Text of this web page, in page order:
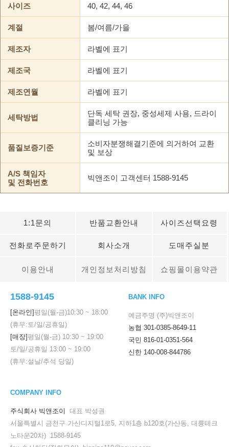
사이즈 40, 42, 44, 46
계절 봄/여름/가을
제조자 라벨에 표기
제조국 라벨에 표기
제조연월 라벨에 표기
세탁방법
단독 세탁 권장, 중성세제 사용, 드라이
클리닝 가능
품질보증기준
소비자분쟁해결기준에 의거하여 교환
및 보상
A/S 책임자
및 전화번호
빅앤조이 고객센터 1588-9145
1:1문의 반품교환안내 사이즈선택요령
전화로주문하기 회사소개 도매주실분
이용안내 개인정보처리방침 쇼핑몰이용약관
1588-9145
[온라인]평일(월-금)10:30 ~ 18:00
(휴무:토/일/공휴일)
[매장]평일(월-금) 10:30 ~ 19:00
토/일/공휴일 13:00 ~ 19:00
(휴무:설날/추석 당일)
BANK INFO
예금주명 (주)빅앤조이
농협 301-0385-8649-11
국민 816-01-0351-564
신한 140-008-844786
COMPANY INFO
주식회사 빅앤조이
대표 박성권
서울특별시 금천구 가산디지털1로5, 지하1층 b120호(가산동, 대륭테크
노타운20차) 1588-9145